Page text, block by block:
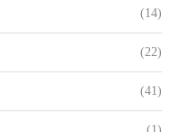
(14)
(22)
(41)